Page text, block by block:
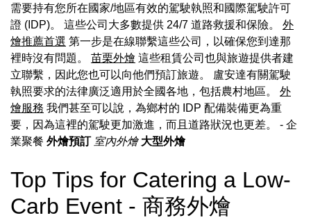
需要持有您所在國家/地區有效的駕駛執照和國際駕駛許可
證 (IDP)。 這些公司大多數提供 24/7 道路救援和保險。 外
燴推薦首選 第一步是在線聯繫這些公司，以確保您到達那
裡時沒有問題。 苗栗外燴 這些租賃公司也與旅遊提供者建
立聯繫，因此您也可以向他們預訂旅遊。 盧安達有關駕駛
執照要求的法律廣泛適用於全國各地，包括農村地區。 外
燴服務 我們甚至可以說，為鄉村的 IDP 配備裝備更為重
要，因為這裡的駕駛更加激進，而且道路狀況也更差。 - 企
業聚餐 外燴預訂 室內外燴 大型外燴
Top Tips for Catering a Low-
Carb Event - 商務外燴